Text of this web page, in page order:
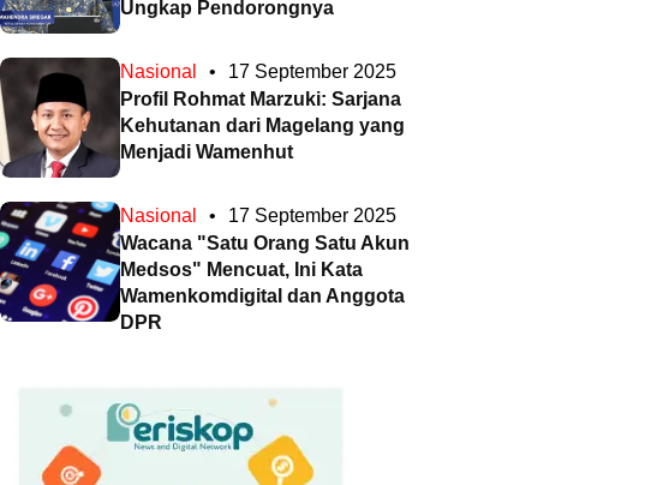
Ungkap Pendorongnya
Nasional •
17 September 2025
Profil Rohmat Marzuki: Sarjana
Kehutanan dari Magelang yang
Menjadi Wamenhut
Nasional •
17 September 2025
Wacana "Satu Orang Satu Akun
Medsos" Mencuat, Ini Kata
Wamenkomdigital dan Anggota
DPR